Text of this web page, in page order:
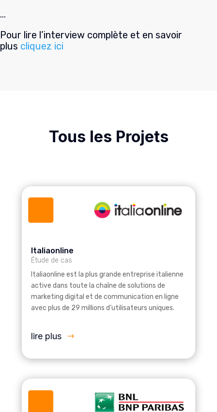
…
Pour lire l’interview complète et en savoir
plus cliquez ici
Tous les Projets
Italiaonline
Étude de cas
Italiaonline est la plus grande entreprise italienne
active dans toute la chaîne de solutions de
marketing digital et de communication en ligne
avec plus de 29 millions d’utilisateurs uniques.
lire plus